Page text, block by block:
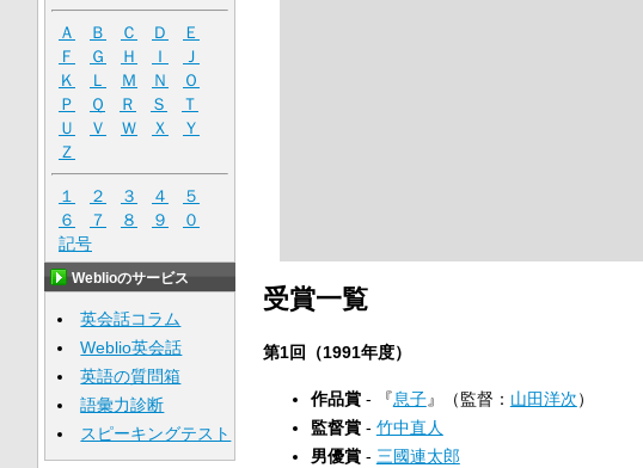
受賞一覧
第1回（1991年度）
作品賞- 『息子』（監督： 山田洋次）
監督賞- 竹中直人
男優賞- 三國連太郎
Ａ Ｂ Ｃ Ｄ
Ｅ
Ｆ
Ｇ Ｈ Ｉ
Ｊ
Ｋ
Ｌ Ｍ Ｎ
Ｏ
Ｐ
Ｑ Ｒ Ｓ
Ｔ
Ｕ
Ｖ Ｗ Ｘ
Ｙ
Ｚ
１ ２ ３ ４
５
６
７ ８ ９
０
記号
Weblioのサービス
英会話コラム
Weblio英会話
英語の質問箱
語彙力診断
スピーキングテスト